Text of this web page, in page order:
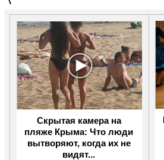
Скрытая камера на
пляже Крыма: Что люди
вытворяют, когда их не
видят...